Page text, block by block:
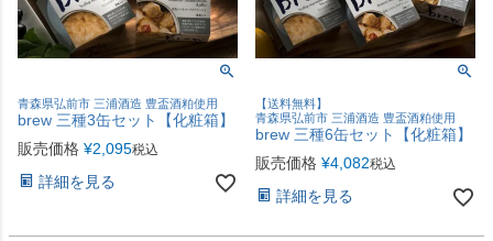
青森県弘前市 三浦酒造 豊盃酒粕使用
brew 三種3缶セット【化粧箱】
販売価格 ¥2,095税込
詳細を見る
【送料無料】
青森県弘前市 三浦酒造 豊盃酒粕使用
brew 三種6缶セット【化粧箱】
販売価格 ¥4,082税込
詳細を見る